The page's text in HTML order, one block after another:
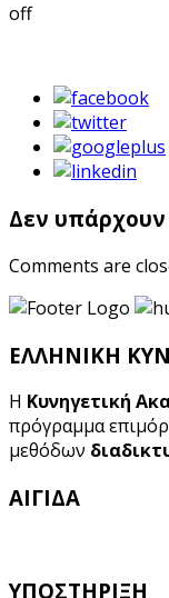
off
Δεν
Comments are
ΕΛΛΗΝΙΚΗ
Η Κυνηγετική
πρόγραμμα
μεθόδων
ΑΙΓΙΔΑ
ΥΠΟΣΤΗΡΙΞΗ